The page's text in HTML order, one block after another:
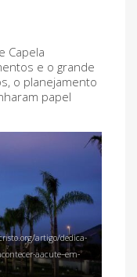
Capela
e o grande
o planejamento
papel
artigo/dedica-
aacute–em-